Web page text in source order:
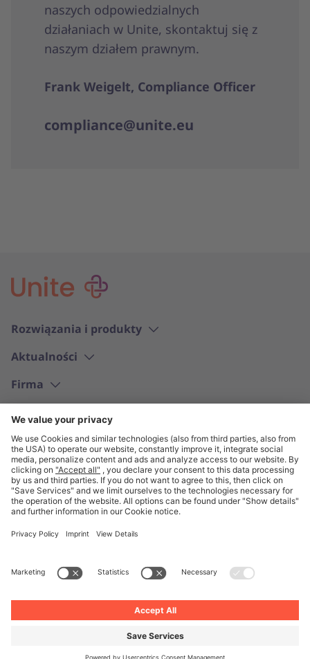
naszych odpowiedzialnych
działaniach w Unite, skontaktuj się z
naszym działem prawnym.
Frank Weigelt, Compliance Officer
compliance@unite.eu
Rozwiązania i produkty
Aktualności
Firma
Polski